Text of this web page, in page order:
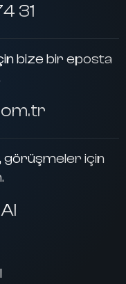
31
bize bir eposta
görüşmeler için